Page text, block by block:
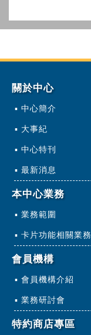
關於中心
中心簡介
大事紀
中心特刊
最新消息
本中心業務
業務範圍
卡片功能相關業務
會員機構
會員機構介紹
業務研討會
特約商店專區